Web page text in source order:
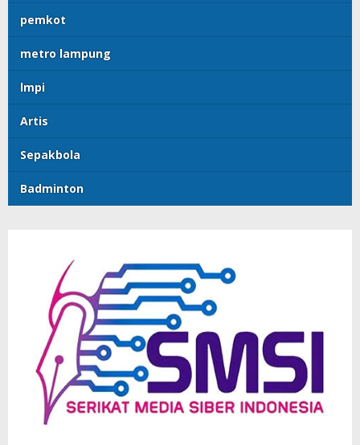
pemkot
metro lampung
lmpi
Artis
Sepakbola
Badminton